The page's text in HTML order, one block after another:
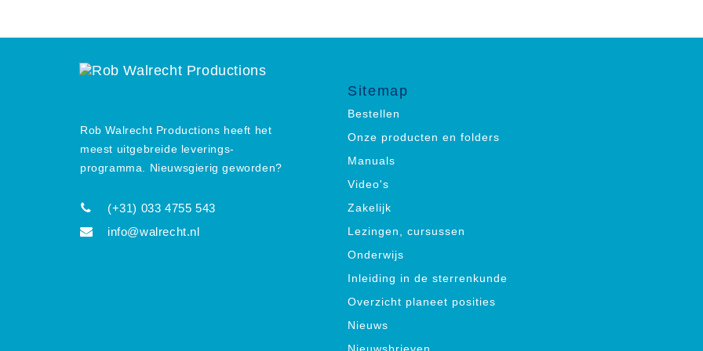
Rob Walrecht Productions heeft het
meest uitgebreide leverings-
programma. Nieuwsgierig geworden?
(+31) 033 4755 543
info@walrecht.nl
Sitemap
Bestellen
Onze producten en folders
Manuals
Video's
Zakelijk
Lezingen, cursussen
Onderwijs
Inleiding in de sterrenkunde
Overzicht planeet posities
Nieuws